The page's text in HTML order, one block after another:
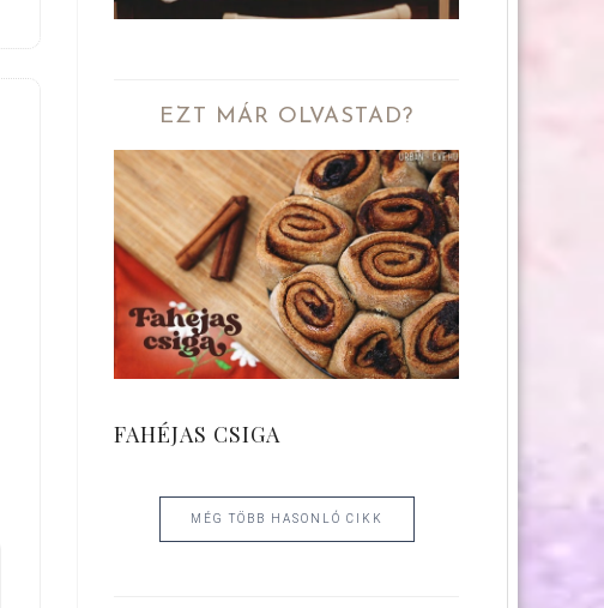
EZT MÁR OLVASTAD?
FAHÉJAS CSIGA
MÉG TÖBB HASONLÓ CIKK